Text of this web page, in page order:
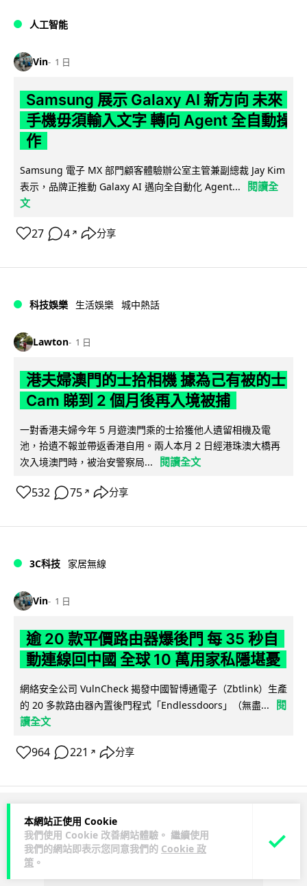
本網站正使用 Cookie
我們使用 Cookie 改善網站體驗。 繼續使用
我們的網站即表示您同意我們的 Cookie 政
策 。
人工智能
Vin 1 日
Samsung 展示 Galaxy AI 新方向 未來
手機毋須輸入文字 轉向 Agent 全自動操
作
Samsung 電子 MX 部門顧客體驗辦公室主管兼副總裁 Jay Kim
表示，品牌正推動 Galaxy AI 邁向全自動化 Agent...
閱讀全
文
27 4 ↗ 分享
科技娛樂 生活娛樂 城中熱話
Lawton 1 日
港夫婦澳門的士拾相機 據為己有被的士
Cam 睇到 2 個月後再入境被捕
一對香港夫婦今年 5 月遊澳門乘的士拾獲他人遺留相機及電
池，拾遺不報並帶返香港自用。兩人本月 2 日經港珠澳大橋再
次入境澳門時，被治安警察局...
閱讀全文
532 75 ↗ 分享
3C科技 家居無線
Vin 1 日
逾 20 款平價路由器爆後門 每 35 秒自
動連線回中國 全球 10 萬用家私隱堪憂
網絡安全公司 VulnCheck 揭發中國智博通電子（Zbtlink）生產
的 20 多款路由器內置後門程式「Endlessdoors」（無盡...
閱
讀全文
964 221 ↗ 分享
ADVERTISEMENT